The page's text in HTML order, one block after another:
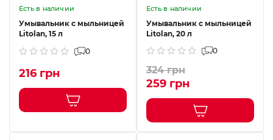
Есть в наличии
Умывальник с мыльницей
Litolan, 15 л
0
216 грн
Есть в наличии
Умывальник с мыльницей
Litolan, 20 л
0
324 грн
259 грн